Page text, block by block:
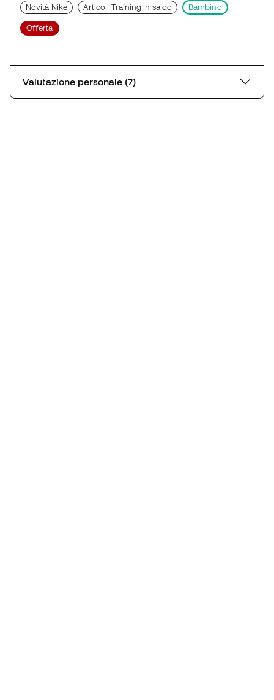
Novità Nike Articoli Training in saldo Bambino
Offerta
Valutazione personale (7)